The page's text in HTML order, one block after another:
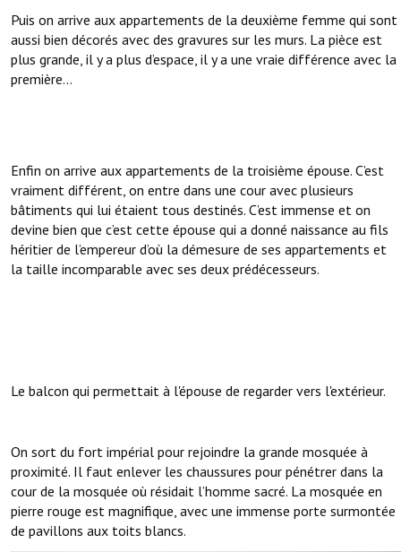
Puis on arrive aux appartements de la deuxième femme qui sont
aussi bien décorés avec des gravures sur les murs. La pièce est
plus grande, il y a plus d’espace, il y a une vraie différence avec la
première…
Enfin on arrive aux appartements de la troisième épouse. C’est
vraiment différent, on entre dans une cour avec plusieurs
bâtiments qui lui étaient tous destinés. C’est immense et on
devine bien que c’est cette épouse qui a donné naissance au fils
héritier de l’empereur d’où la démesure de ses appartements et
la taille incomparable avec ses deux prédécesseurs.
Le balcon qui permettait à l'épouse de regarder vers l'extérieur.
On sort du fort impérial pour rejoindre la grande mosquée à
proximité. Il faut enlever les chaussures pour pénétrer dans la
cour de la mosquée où résidait l’homme sacré. La mosquée en
pierre rouge est magnifique, avec une immense porte surmontée
de pavillons aux toits blancs.